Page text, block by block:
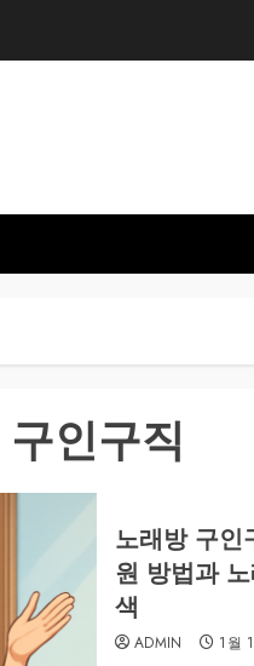
인구직
노래방 구인
원 방법과
색
ADMIN 1월